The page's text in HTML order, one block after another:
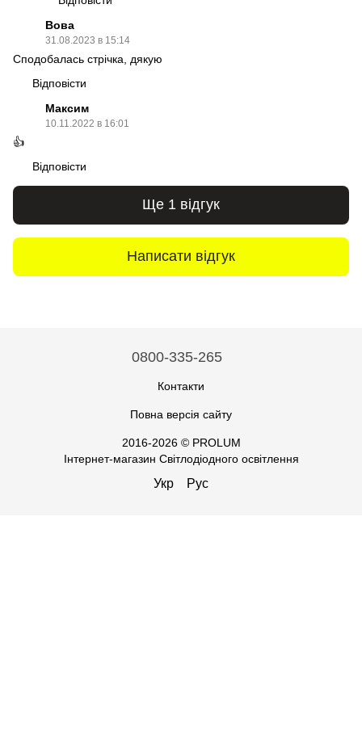
Вова
31.08.2023 в 15:14
Сподобалась стрічка, дякую
Відповісти
Максим
10.11.2022 в 16:01
👍
Відповісти
Ще 1 відгук
Написати відгук
0800-335-265
Контакти
Повна версія сайту
2016-2026 © PROLUM
Інтернет-магазин Світлодіодного освітлення
Укр Рус